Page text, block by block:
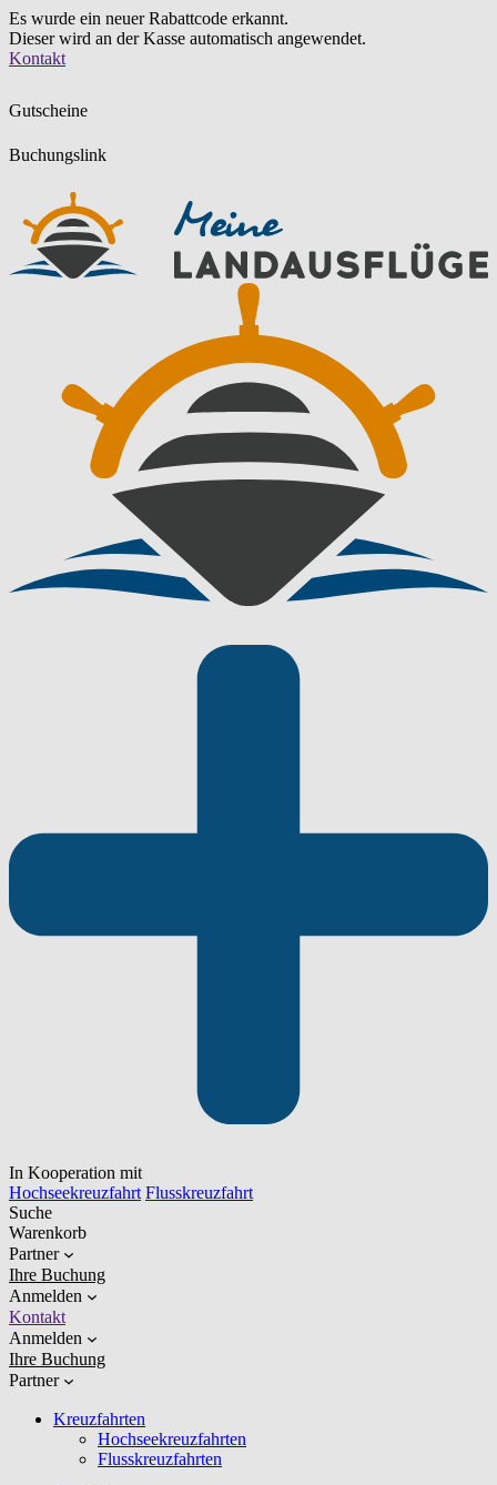
Es wurde ein neuer Rabattcode erkannt.
Dieser wird an der Kasse automatisch angewendet.
Zum
Kontakt
Gutscheine
Buchungslink
In Kooperation mit
Hochseekreuzfahrt Flusskreuzfahrt
Suche
Warenkorb
Partner
Ihre Buchung
Anmelden
Kontakt
Anmelden
Ihre Buchung
Partner
Kreuzfahrten
Hochseekreuzfahrten
Flusskreuzfahrten